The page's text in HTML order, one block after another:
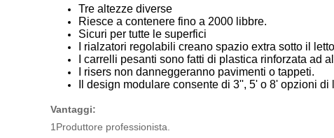
Tre altezze diverse
Riesce a contenere fino a 2000 libbre.
Sicuri per tutte le superfici
I rialzatori regolabili creano spazio extra sotto il
I carrelli pesanti sono fatti di plastica rinforzata ad
I risers non danneggeranno pavimenti o tappeti.
Il design modulare consente di 3'', 5' o 8' opzioni di
Vantaggi:
1Produttore professionista.